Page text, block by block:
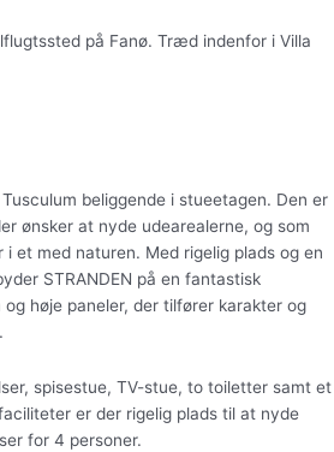
på Fanø. Træd indenfor i Villa
beliggende i stueetagen. Den er
ønsker at nyde udearealerne, og som
et med naturen. Med rigelig plads og en
STRANDEN på en fantastisk
høje paneler, der tilfører karakter og
spisestue, TV-stue, to toiletter samt et
er der rigelig plads til at nyde
for 4 personer.